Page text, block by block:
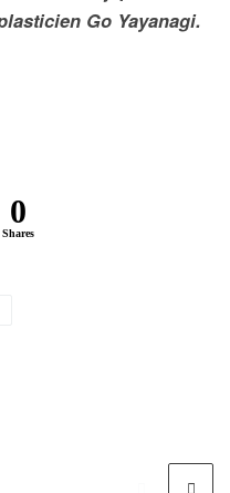
Go Yayanagi.
0
Shares